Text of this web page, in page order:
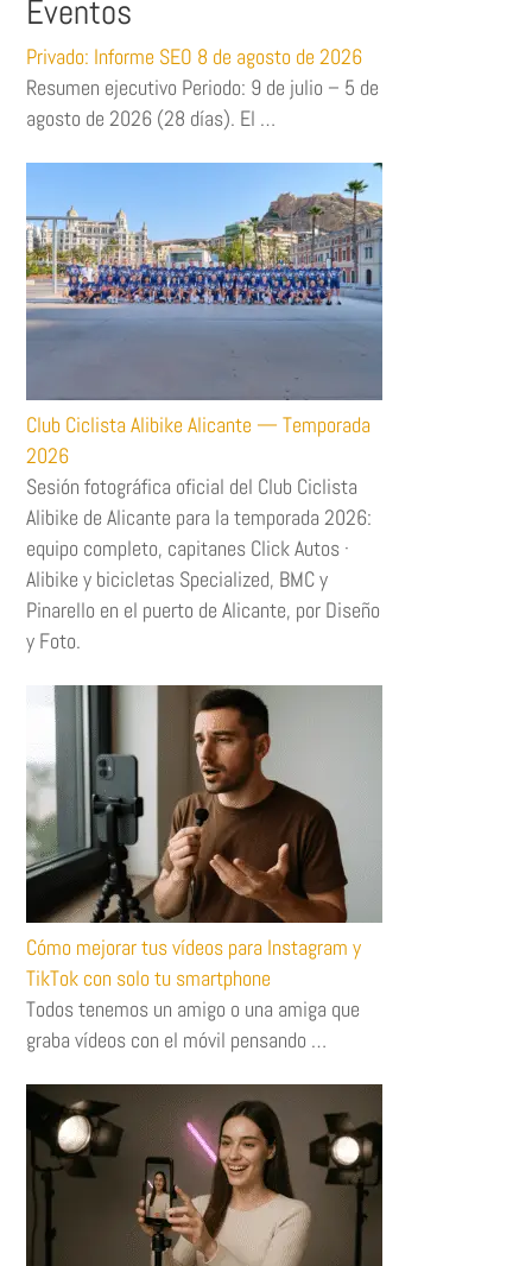
Eventos
Privado: Informe SEO 8 de agosto de 2026
Resumen ejecutivo Periodo: 9 de julio – 5 de
agosto de 2026 (28 días). El …
Club Ciclista Alibike Alicante — Temporada
2026
Sesión fotográfica oficial del Club Ciclista
Alibike de Alicante para la temporada 2026:
equipo completo, capitanes Click Autos ·
Alibike y bicicletas Specialized, BMC y
Pinarello en el puerto de Alicante, por Diseño
y Foto.
Cómo mejorar tus vídeos para Instagram y
TikTok con solo tu smartphone
Todos tenemos un amigo o una amiga que
graba vídeos con el móvil pensando …